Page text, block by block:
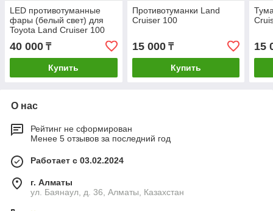
LED противотуманные
фары (белый свет) для
Toyota Land Cruiser 100
40 000 ₸
Купить
Противотуманки Land
Cruiser 100
15 000₸
Купить
15
О нас
Рейтинг не сформирован
Менее 5 отзывов за последний год
Работает с 03.02.2024
г. Алматы
ул. Баянаул, д. 36, Алматы, Казахстан